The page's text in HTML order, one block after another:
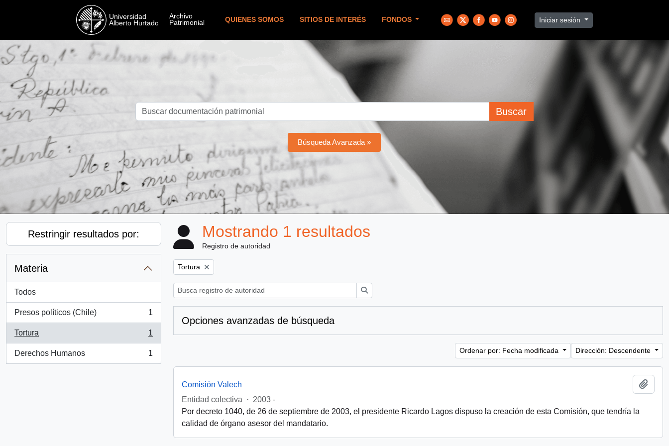
QUIENES SOMOS SITIOS DE INTERÉS FONDOS Iniciar sesión
Buscar
Búsqueda Avanzada »
Restringir resultados por:
Materia
Todos
Presos políticos (Chile)
, 1 resultados
1
Tortura
, 1 resultados
1
Derechos Humanos
, 1 resultados
1
Mostrando 1 resultados
Registro de autoridad
Remove filter:
Tortura
Opciones avanzadas de búsqueda
Ordenar por: Fecha modificada Dirección: Descendente
Comisión Valech
Entidad colectiva
· 2003 -
Por decreto 1040, de 26 de septiembre de 2003, el presidente Ricardo Lagos dispuso la creación de esta Comisión, que tendría la
calidad de órgano asesor del mandatario.